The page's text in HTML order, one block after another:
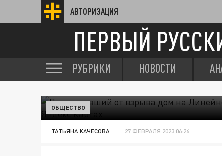
АВТОРИЗАЦИЯ
ПЕРВЫЙ
РУБРИКИ НОВОСТИ
ОБЩЕСТВО
ТАТЬЯНА КАЧЕСОВА 27 ФЕВРАЛЯ 2023 06:26